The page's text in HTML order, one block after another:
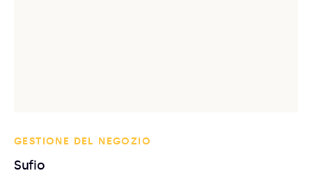
GESTIONE DEL NEGOZIO
Sufio